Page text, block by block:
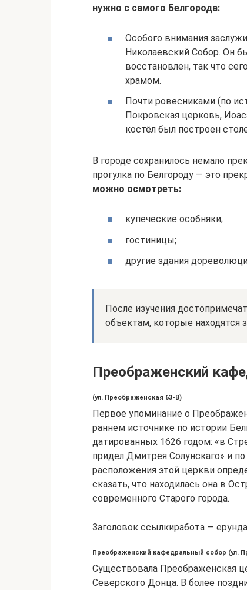
нужно с самого Белгорода:
Особого внимания
Николаевский Собор. Он
восстановлен, так что
храмом.
Почти ровесниками (по
Покровская церковь,
костёл был построен
В городе сохранилось немало
прогулка по Белгороду — это
можно осмотреть:
купеческие особняки;
гостиницы;
другие здания
После изучения
объектам, которые находятся
Преображенский
(ул. Преображенская 63-В)
Первое упоминание о
раннем источнике по истории
датированных 1626 годом: «в
придел Дмитрея Солунскаго» и
расположения этой церкви
сказать, что находилась она в
современного Старого города.
Заголовок ссылкиработа —
Преображенский кафедральный собор (ул.
Существовала Преображенская
Северского Донца. В более